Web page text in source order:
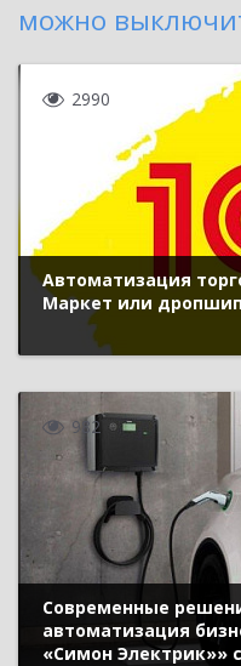
можно
2990
Автоматизация
Маркет или
982
Современные
автоматизация
«Симон Электрик»»